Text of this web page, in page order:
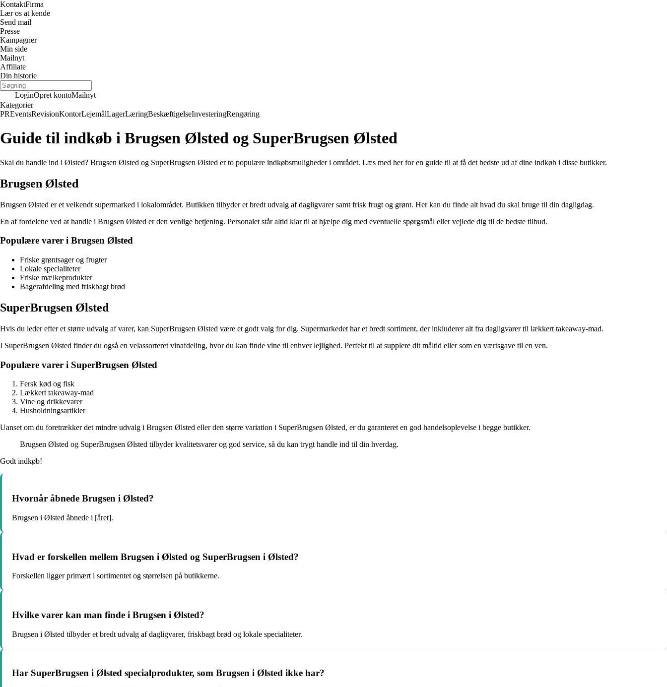
KontaktFirma
Lær os at kende
Send mail
Presse
Kampagner
Min side
Mailnyt
Affiliate
Din historie
LoginOpret kontoMailnyt
Kategorier
PREventsRevisionKontorLejemålLagerLæringBeskæftigelseInvesteringRengøring
Guide til indkøb i Brugsen Ølsted og SuperBrugsen Ølsted
Skal du handle ind i Ølsted? Brugsen Ølsted og SuperBrugsen Ølsted er to populære indkøbsmuligheder i området. Læs med her for en guide til at få det bedste ud af dine indkøb i disse butikker.
Brugsen Ølsted
Brugsen Ølsted er et velkendt supermarked i lokalområdet. Butikken tilbyder et bredt udvalg af dagligvarer samt frisk frugt og grønt. Her kan du finde alt hvad du skal bruge til din dagligdag.
En af fordelene ved at handle i Brugsen Ølsted er den venlige betjening. Personalet står altid klar til at hjælpe dig med eventuelle spørgsmål eller vejlede dig til de bedste tilbud.
Populære varer i Brugsen Ølsted
Friske grøntsager og frugter
Lokale specialiteter
Friske mælkeprodukter
Bagerafdeling med friskbagt brød
SuperBrugsen Ølsted
Hvis du leder efter et større udvalg af varer, kan SuperBrugsen Ølsted være et godt valg for dig. Supermarkedet har et bredt sortiment, der inkluderer alt fra dagligvarer til lækkert takeaway-mad.
I SuperBrugsen Ølsted finder du også en velassorteret vinafdeling, hvor du kan finde vine til enhver lejlighed. Perfekt til at supplere dit måltid eller som en værtsgave til en ven.
Populære varer i SuperBrugsen Ølsted
Fersk kød og fisk
Lækkert takeaway-mad
Vine og drikkevarer
Husholdningsartikler
Uanset om du foretrækker det mindre udvalg i Brugsen Ølsted eller den større variation i SuperBrugsen Ølsted, er du garanteret en god handelsoplevelse i begge butikker.
Brugsen Ølsted og SuperBrugsen Ølsted tilbyder kvalitetsvarer og god service, så du kan trygt handle ind til din hverdag.
Godt indkøb!
Hvornår åbnede Brugsen i Ølsted?
Brugsen i Ølsted åbnede i [året].
Hvad er forskellen mellem Brugsen i Ølsted og SuperBrugsen i Ølsted?
Forskellen ligger primært i sortimentet og størrelsen på butikkerne.
Hvilke varer kan man finde i Brugsen i Ølsted?
Brugsen i Ølsted tilbyder et bredt udvalg af dagligvarer, friskbagt brød og lokale specialiteter.
Har SuperBrugsen i Ølsted specialprodukter, som Brugsen i Ølsted ikke har?